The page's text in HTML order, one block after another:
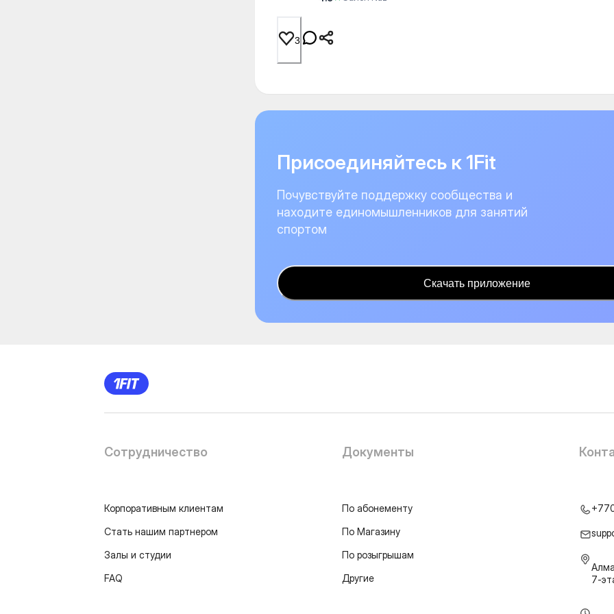
3
Присоединяйтесь к 1Fit
Почувствуйте поддержку сообщества и
находите единомышленников для занятий
спортом
Скачать приложение
Сотрудничество
Корпоративным клиентам
Стать нашим партнером
Залы и студии
FAQ
Документы
По абонементу
По Магазину
По розыгрышам
Другие
7-